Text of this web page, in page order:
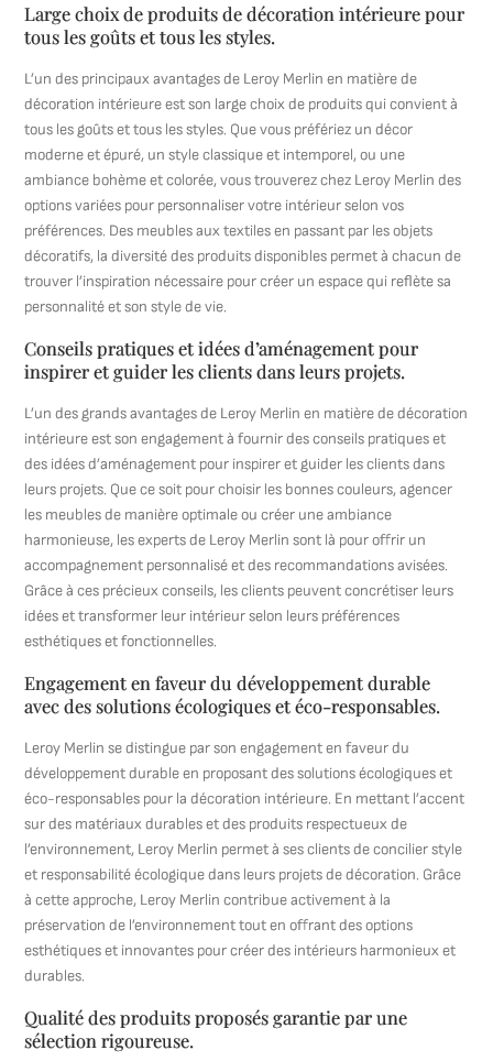
Large choix de produits de décoration intérieure pour
tous les goûts et tous les styles.
L’un des principaux avantages de Leroy Merlin en matière de
décoration intérieure est son large choix de produits qui convient à
tous les goûts et tous les styles. Que vous préfériez un décor
moderne et épuré, un style classique et intemporel, ou une
ambiance bohème et colorée, vous trouverez chez Leroy Merlin des
options variées pour personnaliser votre intérieur selon vos
préférences. Des meubles aux textiles en passant par les objets
décoratifs, la diversité des produits disponibles permet à chacun de
trouver l’inspiration nécessaire pour créer un espace qui reflète sa
personnalité et son style de vie.
Conseils pratiques et idées d’aménagement pour
inspirer et guider les clients dans leurs projets.
L’un des grands avantages de Leroy Merlin en matière de décoration
intérieure est son engagement à fournir des conseils pratiques et
des idées d’aménagement pour inspirer et guider les clients dans
leurs projets. Que ce soit pour choisir les bonnes couleurs, agencer
les meubles de manière optimale ou créer une ambiance
harmonieuse, les experts de Leroy Merlin sont là pour offrir un
accompagnement personnalisé et des recommandations avisées.
Grâce à ces précieux conseils, les clients peuvent concrétiser leurs
idées et transformer leur intérieur selon leurs préférences
esthétiques et fonctionnelles.
Engagement en faveur du développement durable
avec des solutions écologiques et éco-responsables.
Leroy Merlin se distingue par son engagement en faveur du
développement durable en proposant des solutions écologiques et
éco-responsables pour la décoration intérieure. En mettant l’accent
sur des matériaux durables et des produits respectueux de
l’environnement, Leroy Merlin permet à ses clients de concilier style
et responsabilité écologique dans leurs projets de décoration. Grâce
à cette approche, Leroy Merlin contribue activement à la
préservation de l’environnement tout en offrant des options
esthétiques et innovantes pour créer des intérieurs harmonieux et
durables.
Qualité des produits proposés garantie par une
sélection rigoureuse.